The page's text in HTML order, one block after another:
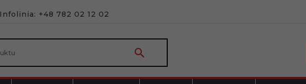
Infolinia: +48 782 02 12 02